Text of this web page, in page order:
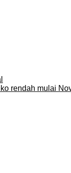
rendah mulai